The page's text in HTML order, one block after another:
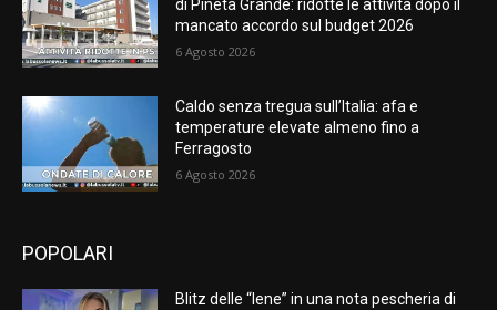
di Pineta Grande: ridotte le attività dopo il
mancato accordo sul budget 2026
6 Agosto 2026
Caldo senza tregua sull’Italia: afa e
temperature elevate almeno fino a
Ferragosto
6 Agosto 2026
POPOLARI
Blitz delle “Iene” in una nota pescheria di